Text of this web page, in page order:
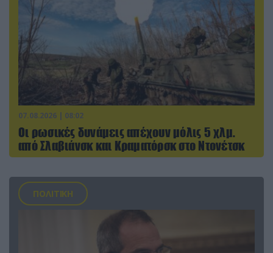
07.08.2026 | 08:02
Οι ρωσικές δυνάμεις απέχουν μόλις 5 χλμ.
από Σλαβιάνσκ και Κραματόρσκ στο Ντονέτσκ
ΠΟΛΙΤΙΚΗ